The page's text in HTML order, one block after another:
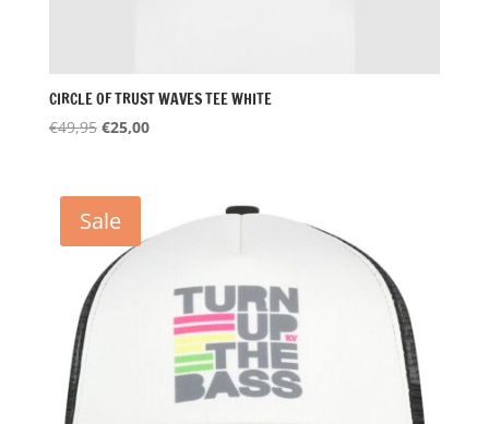
CIRCLE OF TRUST WAVES TEE WHITE
€49,95 Oorspronkelijke
€49,95.
€25,00Huidige
Sale